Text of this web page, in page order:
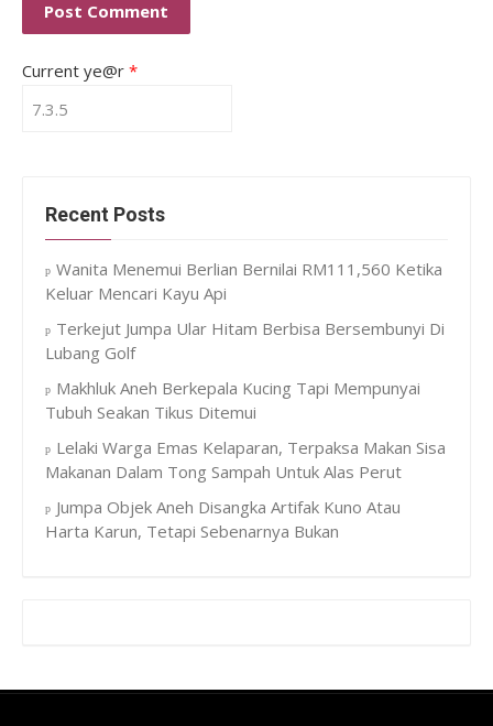
Current ye@r *
Recent Posts
Wanita Menemui Berlian Bernilai RM111,560 Ketika
Keluar Mencari Kayu Api
Terkejut Jumpa Ular Hitam Berbisa Bersembunyi Di
Lubang Golf
Makhluk Aneh Berkepala Kucing Tapi Mempunyai
Tubuh Seakan Tikus Ditemui
Lelaki Warga Emas Kelaparan, Terpaksa Makan Sisa
Makanan Dalam Tong Sampah Untuk Alas Perut
Jumpa Objek Aneh Disangka Artifak Kuno Atau
Harta Karun, Tetapi Sebenarnya Bukan